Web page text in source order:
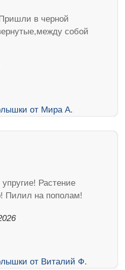
Пришли в черной
собой
Растение
Пилил на пополам!